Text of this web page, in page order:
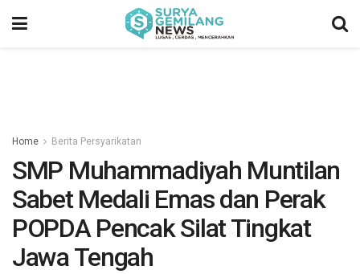
Home Berita Persyarikatan
SMP Muhammadiyah Muntilan
Sabet Medali Emas dan Perak
POPDA Pencak Silat Tingkat
Jawa Tengah